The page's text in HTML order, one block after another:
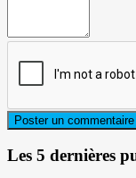
Les 5 dernières